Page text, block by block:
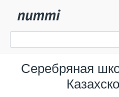
Серебряная